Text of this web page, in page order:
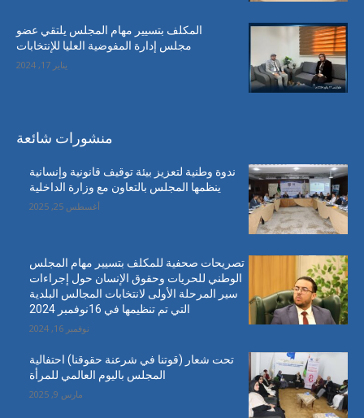
المكلف بتسيير مهام المجلس يلتقي عضو
مجلس إدارة المفوضية العليا للإنتخابات
يناير 17, 2024
منشورات شائعة
ندوة وطنية لتعزيز بيئة توقيف قانونية وإنسانية
ينظمها المجلس بالتعاون مع وزارة الداخلية
أغسطس 25, 2025
تصريحات صحفية للمكلف بتسيير مهام المجلس
الوطني للحريات وحقوق الإنسان حول إجراءات
سير المرحلة الأولى لانتخابات المجالس البلدية
التي تم تنظيمها في 16نوفمبر 2024
نوفمبر 16, 2024
تحت شعار (قوتنا في شرعنة حقوقنا) احتفالية
المجلس باليوم العالمي للمرأة
مارس 9, 2025